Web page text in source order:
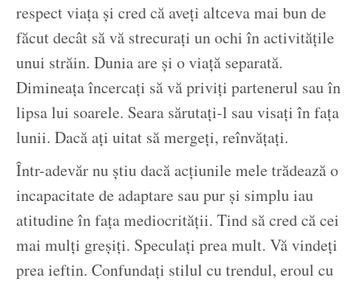
respect viața și cred că aveți altceva mai bun de
făcut decât să vă strecurați un ochi în activitățile
unui străin. Dunia are și o viață separată.
Dimineața încercați să vă priviți partenerul sau în
lipsa lui soarele. Seara sărutați-l sau visați în fața
lunii. Dacă ați uitat să mergeți, reînvățați.
Într-adevăr nu știu dacă acțiunile mele trădează o
incapacitate de adaptare sau pur și simplu iau
atitudine în fața mediocrității. Tind să cred că cei
mai mulți greșiți. Speculați prea mult. Vă vindeți
prea ieftin. Confundați stilul cu trendul, eroul cu